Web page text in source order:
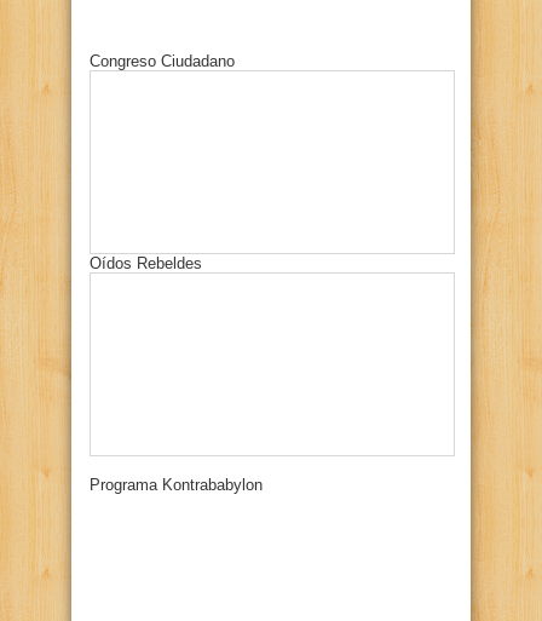
Congreso Ciudadano
Oídos Rebeldes
Programa Kontrababylon